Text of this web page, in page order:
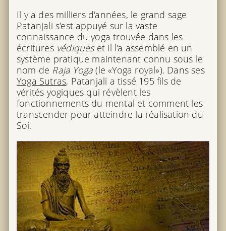
Il y a des milliers d'années, le grand sage
Patanjali s'est appuyé sur la vaste
connaissance du yoga trouvée dans les
écritures védiqueset il l'a assemblé en un
système pratique maintenant connu sous le
nom de Raja Yoga (le «Yoga royal»). Dans ses
Yoga Sutras, Patanjali a tissé 195 fils de
vérités yogiques qui révèlent les
fonctionnements du mental et comment les
transcender pour atteindre la réalisation du
Soi.